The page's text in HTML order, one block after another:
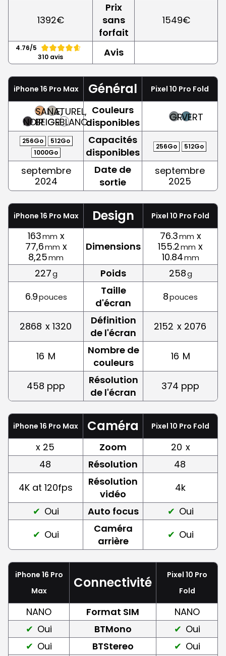
1392€
Prix
sans
forfait
1549€
4.76/5
310 avis
Avis
iPhone 16 Pro Max Général Pixel 10 Pro Fold
NOIR
SABLE,
BEIGE
NATUREL,
GRISBLANC
Couleurs
disponibles
GRISVERT
256Go
512Go
1000Go
Capacités
disponibles
256Go 512Go
septembre
2024
Date de
sortie
septembre
2025
iPhone 16 Pro Max Design Pixel 10 Pro Fold
163mm x
77,6mm x
8,25mm
Dimensions
76.3mm x
155.2mm x
10.84mm
227g Poids 258g
6.9pouces
Taille
d'écran
8pouces
2868 x 1320
Définition
de l'écran
2152 x 2076
16 M
Nombre de
couleurs
16 M
458 ppp
Résolution
de l'écran
374 ppp
iPhone 16 Pro Max Caméra Pixel 10 Pro Fold
x 25 Zoom 20 x
48
Résolution
48
4K at 120fps
Résolution
vidéo
4k
Oui
Auto focus
Oui
Oui
Caméra
arrière
Oui
iPhone 16 Pro
Max
Connectivité
Pixel 10 Pro
Fold
NANO Format SIM
NANO
Oui
BTMono
Oui
Oui
BTStereo
Oui